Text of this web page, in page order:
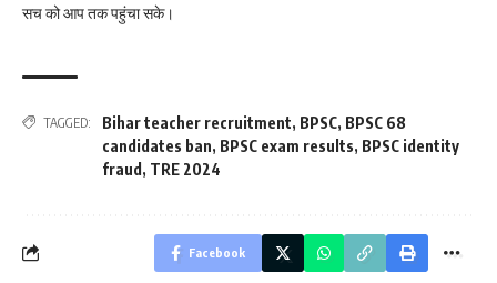
सच को आप तक पहुंचा सके।
TAGGED: Bihar teacher recruitment, BPSC, BPSC 68
candidates ban, BPSC exam results, BPSC identity
fraud , TRE 2024
Facebook